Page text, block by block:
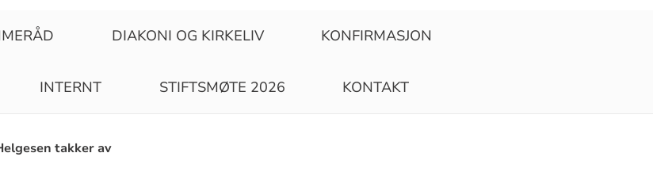
DIAKONI OG KIRKELIV KONFIRMASJON
INTERNT STIFTSMØTE 2026 KONTAKT
takker av